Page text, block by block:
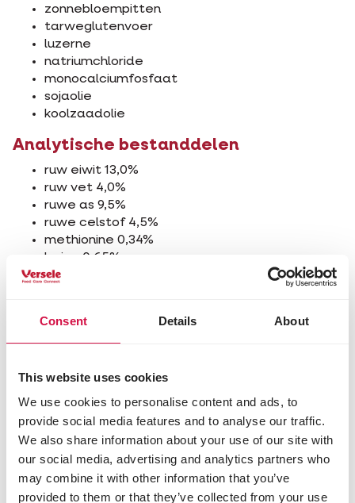
Consent Details About
This website uses cookies
We use cookies to personalise content and ads, to
provide social media features and to analyse our traffic.
We also share information about your use of our site with
our social media, advertising and analytics partners who
may combine it with other information that you’ve
provided to them or that they’ve collected from your use
zonnebloempitten
tarweglutenvoer
luzerne
natriumchloride
monocalciumfosfaat
sojaolie
koolzaadolie
Analytische bestanddelen
ruw eiwit 13,0%
ruw vet 4,0%
ruwe as 9,5%
ruwe celstof 4,5%
methionine 0,34%
lysine 0,65%
fosfor 0,50%
Toevoegingsmiddelen/kg
3a671 vitamine D3 2500 IE
3a700i vitamine E (all-rac-alfa-
tocoferylacetaat) 30 mg
3b103 ijzer (ijzer(II)sulfaat-monohydraat) 30 mg
3b202 jodium (calciumjodaat, watervrij) 2,00
mg